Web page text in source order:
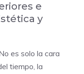
e
y
es solo la cara
tiempo, la